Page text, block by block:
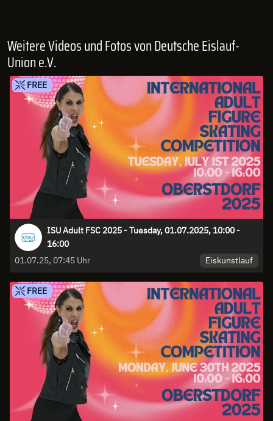
Weitere Videos und Fotos von Deutsche Eislauf-
Union e.V.
FREE
ISU Adult FSC 2025 - Tuesday, 01.07.2025, 10:00 -
16:00
01.07.25, 07:45 Uhr
Eiskunstlauf
FREE